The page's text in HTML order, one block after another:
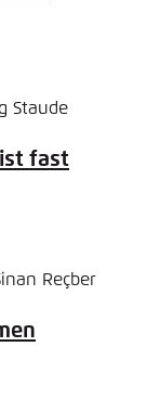
Staude
fast
Reçber